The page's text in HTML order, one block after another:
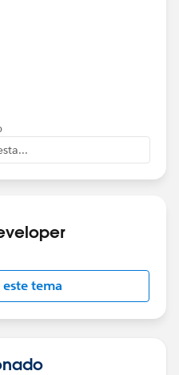
the above response.
este tema